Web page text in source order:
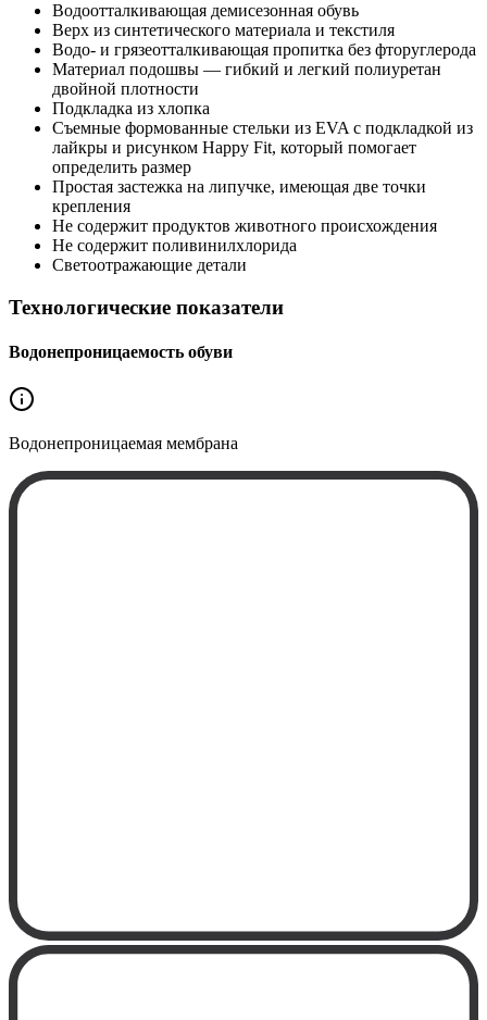
Водоотталкивающая демисезонная обувь
Верх из синтетического материала и текстиля
Водо- и грязеотталкивающая пропитка без фторуглерода
Материал подошвы — гибкий и легкий полиуретан
двойной плотности
Подкладка из хлопка
Съемные формованные стельки из EVA с подкладкой из
лайкры и рисунком Happy Fit, который помогает
определить размер
Простая застежка на липучке, имеющая две точки
крепления
Не содержит продуктов животного происхождения
Не содержит поливинилхлорида
Светоотражающие детали
Технологические показатели
Водонепроницаемость обуви
Водонепроницаемая мембрана